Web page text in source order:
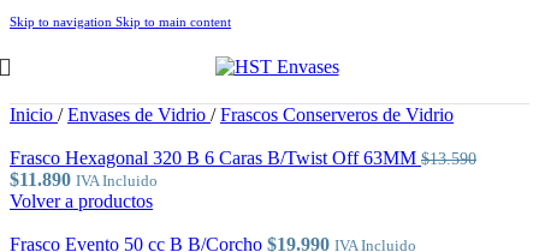
Skip to navigation Skip to main content
Inicio / Envases de Vidrio / Frascos Conserveros de Vidrio
Frasco Hexagonal 320 B 6 Caras B/Twist Off 63MM $13.590
El
precio
era:
$11.890El
precio
es:
IVA Incluido
Volver a productos
Frasco Evento 50 cc B B/Corcho $19.990 IVA Incluido